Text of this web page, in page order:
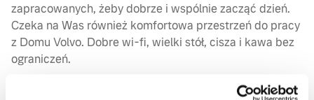
zapracowanych, żeby dobrze i wspólnie zacząć dzień.
Czeka na Was również komfortowa przestrzeń do pracy
z Domu Volvo. Dobre wi-fi, wielki stół, cisza i kawa bez
ograniczeń.